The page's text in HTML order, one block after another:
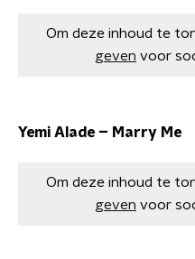
Om deze inhoud te
geven voor
Yemi Alade – Marry Me
Om deze inhoud te
geven voor